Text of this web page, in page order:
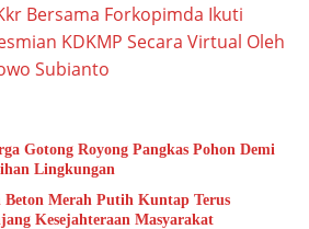
Bersama Forkopimda Ikuti
KDKMP Secara Virtual Oleh
Subianto
Gotong Royong Pangkas Pohon Demi
Lingkungan
Beton Merah Putih Kuntap Terus
Kesejahteraan Masyarakat